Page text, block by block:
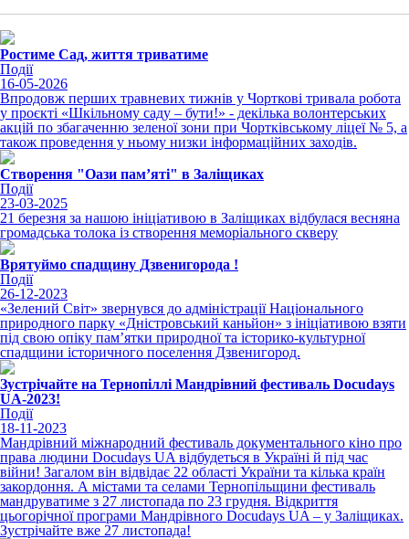
Ростиме Сад, життя триватиме
Події
16-05-2026
Впродовж перших травневих тижнів у Чорткові тривала робота
у проєкті «Шкільному саду – бути!» - декілька волонтерських
акцій по збагаченню зеленої зони при Чортківському ліцеї № 5, а
також проведення у ньому низки інформаційних заходів.
Створення "Оази пам’яті" в Заліщиках
Події
23-03-2025
21 березня за нашою ініціативою в Заліщиках відбулася весняна
громадська толока із створення меморіального скверу
Врятуймо спадщину Дзвенигорода !
Події
26-12-2023
«Зелений Світ» звернувся до адміністрації Національного
природного парку «Дністровський каньйон» з ініціативою взяти
під свою опіку пам’ятки природної та історико-культурної
спадщини історичного поселення Дзвенигород.
Зустрічайте на Тернопіллі Мандрівний фестиваль Docudays
UA-2023!
Події
18-11-2023
Мандрівний міжнародний фестиваль документального кіно про
права людини Docudays UA відбудеться в Україні й під час
війни! Загалом він відвідає 22 області України та кілька країн
закордоння. А містами та селами Тернопільщини фестиваль
мандруватиме з 27 листопада по 23 грудня. Відкриття
цьогорічної програми Мандрівного Docudays UA – у Заліщиках.
Зустрічайте вже 27 листопада!